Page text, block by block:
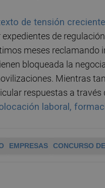
de tensión
de
meses
bloqueada la
Mientras
respuestas a través
laboral,
EMPRESAS CONCURSO